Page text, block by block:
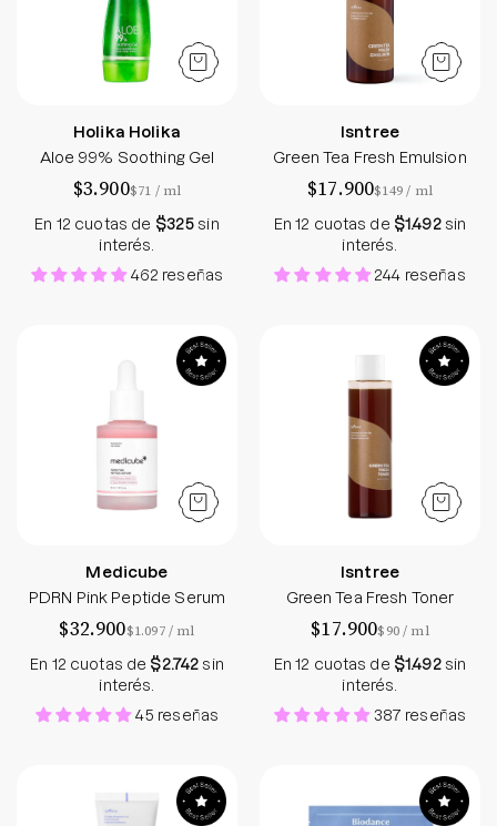
Holika Holika
Aloe 99% Soothing Gel
$3.900$71 / por
ml
En 12 cuotas de $325sin
interés.
462 reseñas
Isntree
Green Tea Fresh Emulsion
$17.900$149/ por
ml
En 12 cuotas de $1.492sin
interés.
244 reseñas
PDRN Pink Peptide Serum
Medicube
PDRN Pink Peptide Serum
$32.900$1.097/ por
ml
En 12 cuotas de $2.742sin
interés.
45 reseñas
Green Tea
Isntree
Green Tea Fresh Toner
$17.900$90/ por
ml
En 12 cuotas de $1.492sin
interés.
387 reseñas
Hyaluronic Acid Moist Cream Hydro Cera-nol